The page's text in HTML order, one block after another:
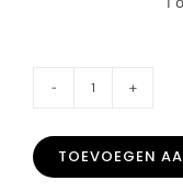
star
TOEVOEGEN